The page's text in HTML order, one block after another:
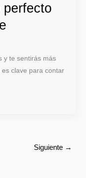
perfecto
y te sentirás más
clave para contar
Siguiente →